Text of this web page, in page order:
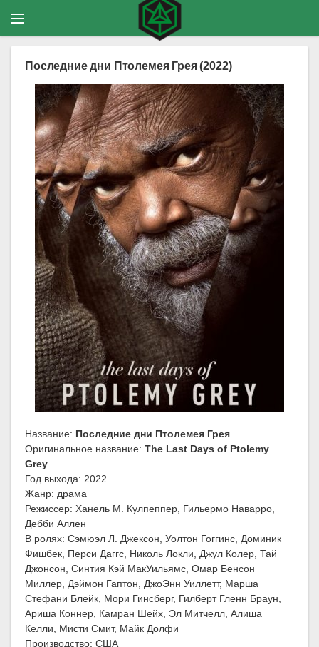
Последние дни Птолемея Грея (2022)
Название: Последние дни Птолемея Грея
Оригинальное название: The Last Days of Ptolemy
Grey
Год выхода: 2022
Жанр: драма
Режиссер: Ханель М. Кулпеппер, Гильермо Наварро,
Дебби Аллен
В ролях: Сэмюэл Л. Джексон, Уолтон Гоггинс, Доминик
Фишбек, Перси Даггс, Николь Локли, Джул Колер, Тай
Джонсон, Синтия Кэй МакУильямс, Омар Бенсон
Миллер, Дэймон Гаптон, ДжоЭнн Уиллетт, Марша
Стефани Блейк, Мори Гинсберг, Гилберт Гленн Браун,
Ариша Коннер, Камран Шейх, Эл Митчелл, Алиша
Келли, Мисти Смит, Майк Долфи
Производство: США